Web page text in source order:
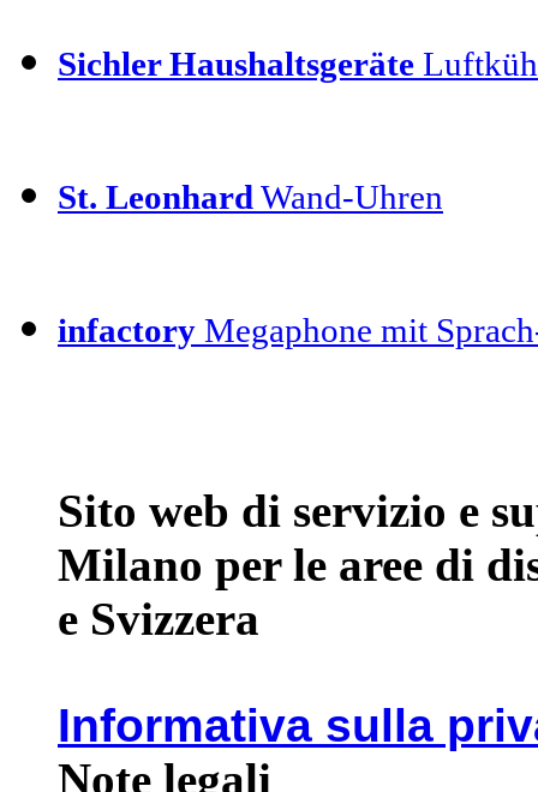
Sichler Haushaltsgeräte
St. Leonhard Wand-Uhren
infactory Megaphone mit
Sito web di servizio e
Milano per le aree di
e Svizzera
Informativa sulla
Note legali